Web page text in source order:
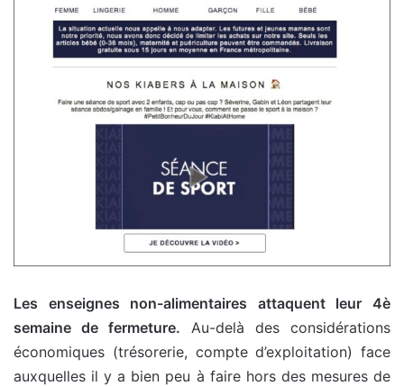
Les enseignes non-alimentaires attaquent leur 4è
semaine de fermeture. Au-delà des considérations
économiques (trésorerie, compte d’exploitation) face
auxquelles il y a bien peu à faire hors des mesures de